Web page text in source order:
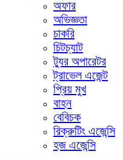
অফার
অভিজ্ঞতা
চাকরি
চিটচ্যাট
ট্যুর অপারেটর
ট্রাভেল এজেন্ট
প্রিয় মুখ
বাহন
বেবিচক
রিক্রুটিং এজেন্সি
হজ এজেন্সি